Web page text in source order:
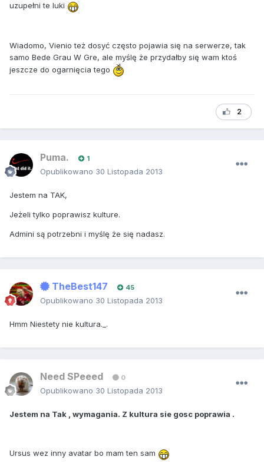
uzupełni te luki
Wiadomo, Vienio też dosyć często pojawia się na serwerze, tak
samo Bede Grau W Gre, ale myślę że przydałby się wam ktoś
jeszcze do ogarnięcia tego
2
Puma. 1
Opublikowano 30 Listopada 2013
Jestem na TAK,
Jeżeli tylko poprawisz kulture.
Admini są potrzebni i myślę że się nadasz.
TheBest147 45
Opublikowano 30 Listopada 2013
Hmm Niestety nie kultura._.
Need SPeeed 0
Opublikowano 30 Listopada 2013
Jestem na Tak , wymagania. Z kultura sie gosc poprawia .
Ursus wez inny avatar bo mam ten sam